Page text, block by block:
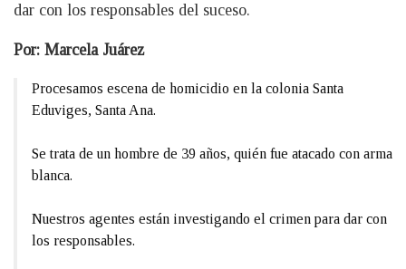
dar con los responsables del suceso.
Por: Marcela Juárez
Procesamos escena de homicidio en la colonia Santa
Eduviges, Santa Ana.
Se trata de un hombre de 39 años, quién fue atacado con arma
blanca.
Nuestros agentes están investigando el crimen para dar con
los responsables.